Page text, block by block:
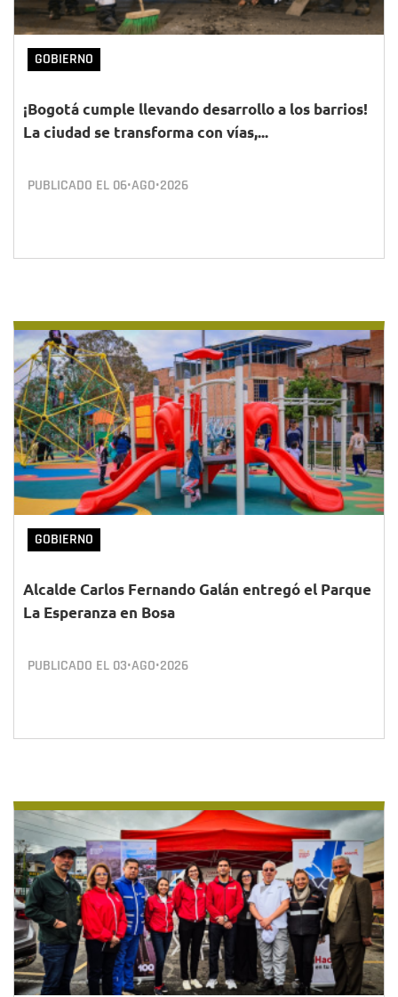
GOBIERNO
¡Bogotá cumple llevando desarrollo a los barrios!
La ciudad se transforma con vías,...
PUBLICADO EL 06•AGO•2026
GOBIERNO
Alcalde Carlos Fernando Galán entregó el Parque
La Esperanza en Bosa
PUBLICADO EL 03•AGO•2026